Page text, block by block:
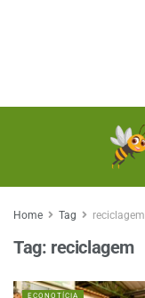
Home Tag reciclagem
Tag: reciclagem
ECONOTÍCIA